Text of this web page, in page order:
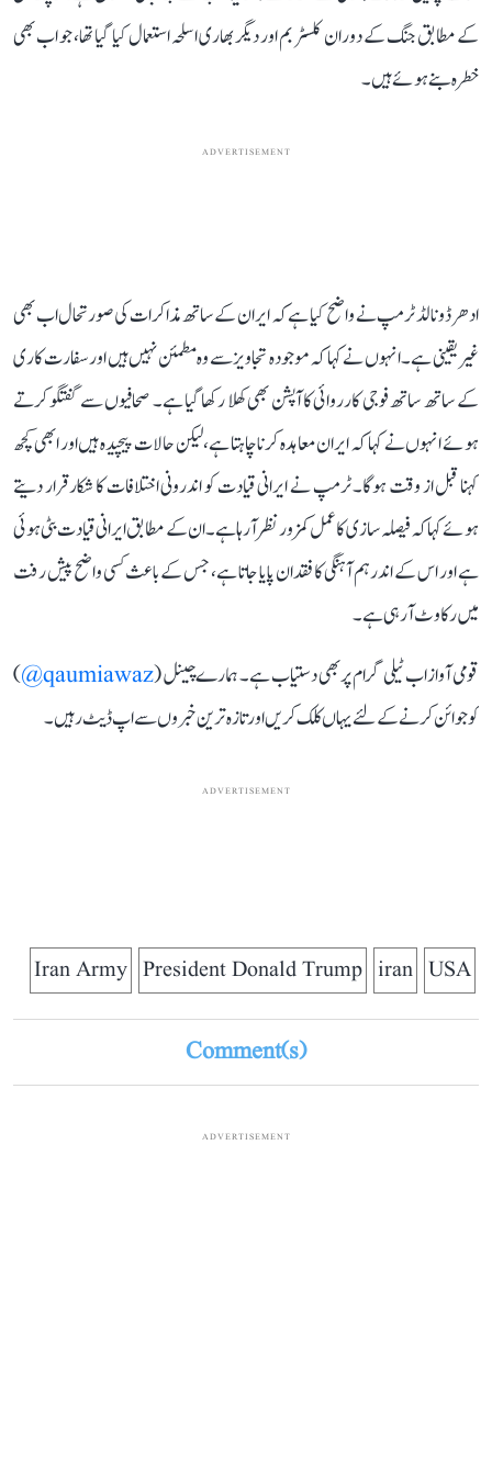
کے مطابق جنگ کے دوران کلسٹر بم اور دیگر بھاری اسلحہ استعمال کیا گیا تھا، جو اب بھی
خطرہ بنے ہوئے ہیں۔
ADVERTISEMENT
ادھرڈونالڈ ٹرمپ نے واضح کیا ہے کہ ایران کے ساتھ مذاکرات کی صورتحال اب بھی
غیر یقینی ہے۔ انہوں نے کہا کہ موجودہ تجاویز سے وہ مطمئن نہیں ہیں اور سفارت کاری
کے ساتھ ساتھ فوجی کارروائی کا آپشن بھی کھلا رکھا گیا ہے۔ صحافیوں سے گفتگو کرتے
ہوئے انہوں نے کہا کہ ایران معاہدہ کرنا چاہتا ہے، لیکن حالات پیچیدہ ہیں اور ابھی کچھ
کہنا قبل از وقت ہوگا۔ ٹرمپ نے ایرانی قیادت کو اندرونی اختلافات کا شکار قرار دیتے
ہوئے کہا کہ فیصلہ سازی کا عمل کمزور نظر آ رہا ہے۔ ان کے مطابق ایرانی قیادت بٹی ہوئی
ہے اور اس کے اندر ہم آہنگی کا فقدان پایا جاتا ہے، جس کے باعث کسی واضح پیش رفت
میں رکاوٹ آ رہی ہے۔
قومی آواز اب ٹیلی گرام پر بھی دستیاب ہے۔ ہمارے چینل (qaumiawaz@
)
کو جوائن کرنے کے لئے یہاں کلک کریں اور تازہ ترین خبروں سے اپ ڈیٹ رہیں۔
ADVERTISEMENT
USA
iran
President Donald Trump
Iran Army
Comment(s)
ADVERTISEMENT